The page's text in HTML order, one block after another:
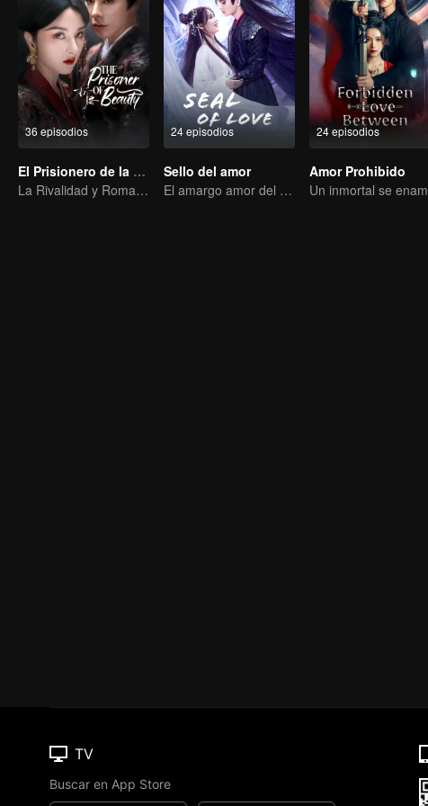
36 episodios
El Prisionero de la Belleza (English Ver.)
La Rivalidad y Romance de Song Zu'er y Liu Yuning
24 episodios
Sello del amor
El amargo amor del Diablo Supremo por el Rey de Demonios
24 episodios
Amor Prohibido
TV
Buscar en App Store